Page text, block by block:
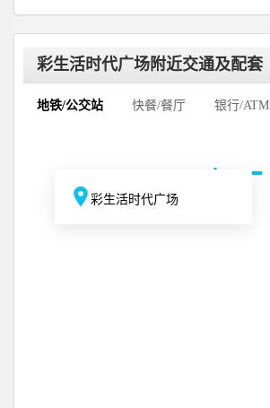
彩生活时代广场附近交通及配套
地铁/公交站 快餐/餐厅 银行/ATM
彩生活时代广场